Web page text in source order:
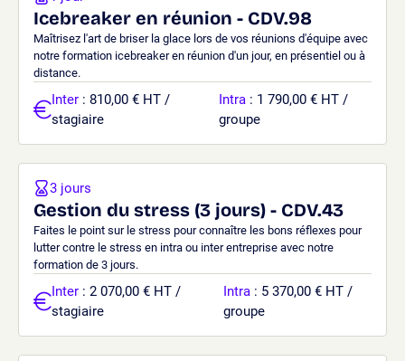
Icebreaker en réunion - CDV.98
Maîtrisez l'art de briser la glace lors de vos réunions d'équipe avec
notre formation icebreaker en réunion d'un jour, en présentiel ou à
distance.
Inter : 810,00 € HT /
stagiaire
Intra : 1 790,00 € HT /
groupe
Gestion du stress (3 jours) - CDV.43
Faites le point sur le stress pour connaître les bons réflexes pour
lutter contre le stress en intra ou inter entreprise avec notre
formation de 3 jours.
3 jours
Inter : 2 070,00 € HT /
stagiaire
Intra : 5 370,00 € HT /
groupe